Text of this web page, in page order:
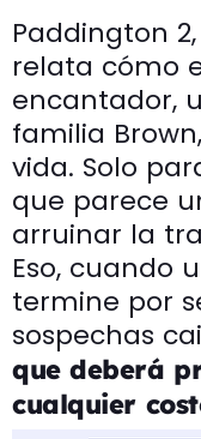
Paddington
relata cómo
encantador,
familia
vida. Solo
que parece
arruinar la
Eso, cuando
termine por
sospechas
que deberá
cualquier